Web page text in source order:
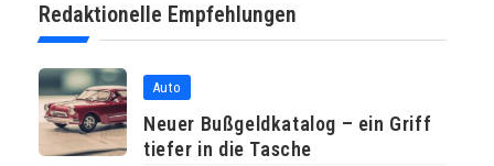
Redaktionelle Empfehlungen
Auto
Neuer Bußgeldkatalog – ein Griff
tiefer in die Tasche